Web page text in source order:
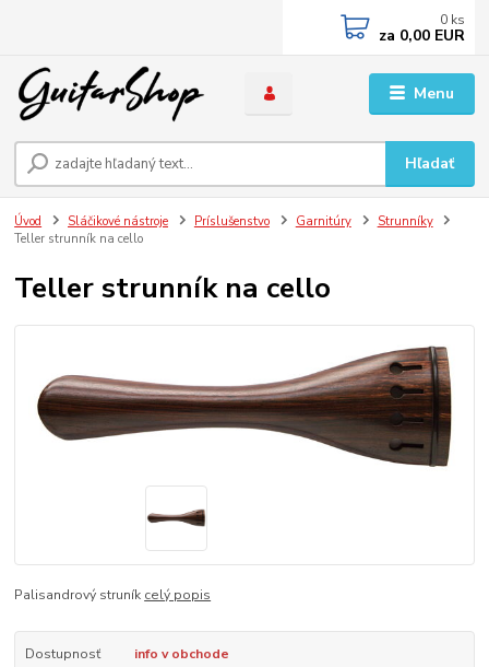
Menu
Hľadať
0 ks
za 0,00 EUR
Úvod Sláčikové nástroje Príslušenstvo Garnitúry
Strunníky
Teller strunník na cello
Teller strunník na cello
Palisandrový struník celý popis
Dostupnosť info v obchode